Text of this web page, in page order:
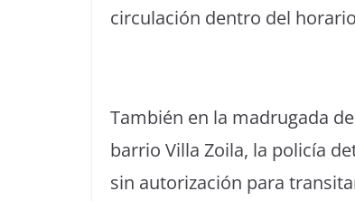
circulación dentro del
También en la madrugada
barrio Villa Zoila, la policía
sin autorización para